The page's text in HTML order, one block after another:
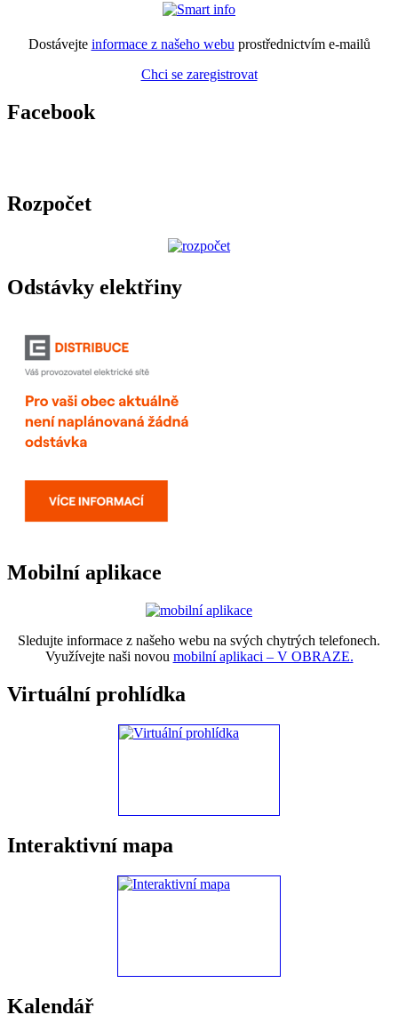
Dostávejte informace z našeho webu prostřednictvím e-mailů
Chci se zaregistrovat
Facebook
Rozpočet
Odstávky elektřiny
Mobilní aplikace
Sledujte informace z našeho webu na svých chytrých telefonech.
Využívejte naši novou mobilní aplikaci – V OBRAZE.
Virtuální prohlídka
Interaktivní mapa
Kalendář